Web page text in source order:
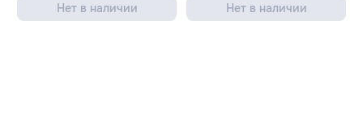
Нет в наличии Нет в наличии